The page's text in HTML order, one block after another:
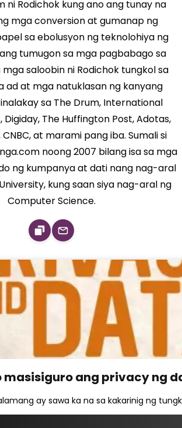
ni Rodichok kung ano ang tunay na
mga conversion at gumanap ng
sa ebolusyon ng teknolohiya ng
tumugon sa mga pagbabago sa
saloobin ni Rodichok tungkol sa
ad at mga natuklasan ng kanyang
sa The Drum, International
Digiday, The Huffington Post, Adotas,
at marami pang iba. Sumali si
noong 2007 bilang isa sa mga
ng kumpanya at dati nang nag-aral
kung saan siya nag-aral ng
Computer Science.
masisiguro ang privacy ng
ay sawa ka na sa kakarinig ng